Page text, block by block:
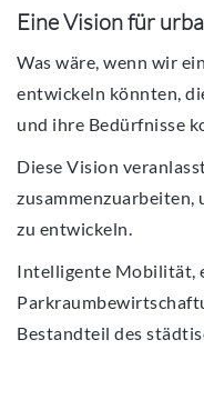
Eine Vision für
Was wäre, wenn wir
entwickeln könnten,
und ihre Bedürfnisse
Diese Vision
zu entwickeln.
Intelligente Mobilität,
Bestandteil des